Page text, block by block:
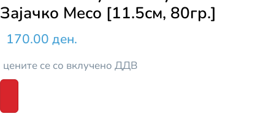
Зајачко Месо [11.5см, 80гр.]
170.00 ден.
цените се со вклучено ДДВ